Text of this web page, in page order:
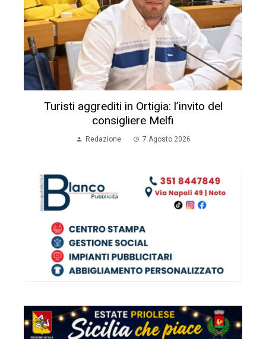
Turisti aggrediti in Ortigia: l’invito del
consigliere Melfi
Redazione 7 Agosto 2026